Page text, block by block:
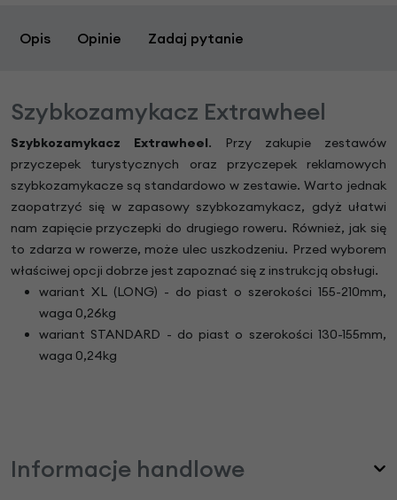
Opis Opinie Zadaj pytanie
Szybkozamykacz Extrawheel
Szybkozamykacz Extrawheel. Przy zakupie zestawów
przyczepek turystycznych oraz przyczepek reklamowych
szybkozamykacze są standardowo w zestawie. Warto jednak
zaopatrzyć się w zapasowy szybkozamykacz, gdyż ułatwi
nam zapięcie przyczepki do drugiego roweru. Również, jak się
to zdarza w rowerze, może ulec uszkodzeniu. Przed wyborem
właściwej opcji dobrze jest zapoznać się z instrukcją obsługi.
wariant XL (LONG) - do piast o szerokości 155-210mm,
waga 0,26kg
wariant STANDARD - do piast o szerokości 130-155mm,
waga 0,24kg
Informacje handlowe